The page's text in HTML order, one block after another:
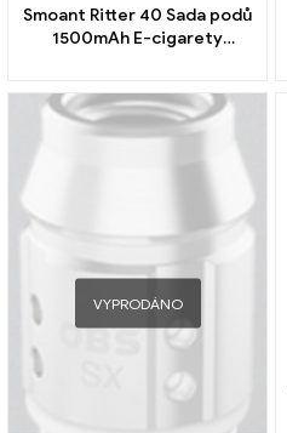
Smoant Ritter 40 Sada podů
1500mAh E-cigarety
VYPRODÁNO